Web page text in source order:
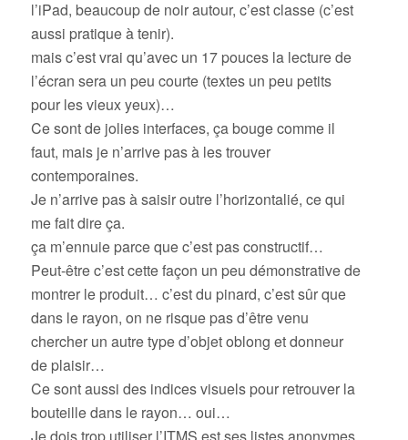
l’iPad, beaucoup de noir autour, c’est classe (c’est
aussi pratique à tenir).
mais c’est vrai qu’avec un 17 pouces la lecture de
l’écran sera un peu courte (textes un peu petits
pour les vieux yeux)…
Ce sont de jolies interfaces, ça bouge comme il
faut, mais je n’arrive pas à les trouver
contemporaines.
Je n’arrive pas à saisir outre l’horizontalié, ce qui
me fait dire ça.
ça m’ennuie parce que c’est pas constructif…
Peut-être c’est cette façon un peu démonstrative de
montrer le produit… c’est du pinard, c’est sûr que
dans le rayon, on ne risque pas d’être venu
chercher un autre type d’objet oblong et donneur
de plaisir…
Ce sont aussi des indices visuels pour retrouver la
bouteille dans le rayon… oui…